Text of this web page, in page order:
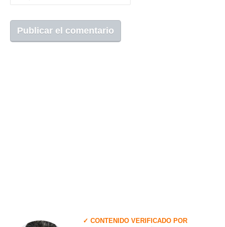
✓ CONTENIDO VERIFICADO POR